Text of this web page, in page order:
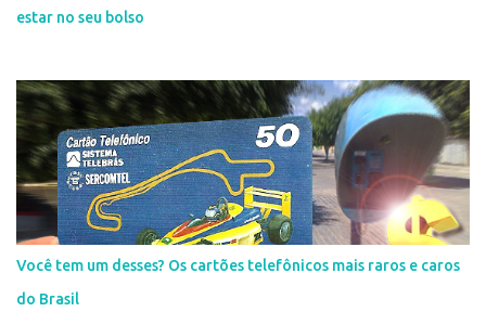
estar no seu bolso
Você tem um desses? Os cartões telefônicos mais raros e caros
do Brasil